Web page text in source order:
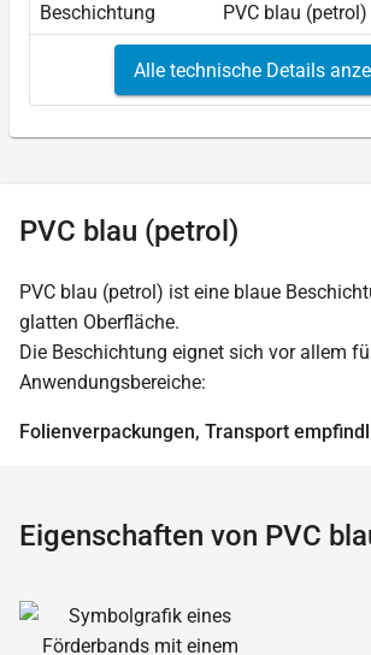
Beschichtung
PVC blau
Alle technische Details
PVC blau (petrol)
PVC blau (petrol) ist eine blaue
glatten Oberfläche.
Die Beschichtung eignet sich vor allem
Anwendungsbereiche:
Folienverpackungen, Transport
Eigenschaften von PVC